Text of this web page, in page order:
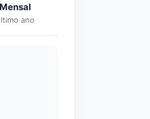
Mensal
ano